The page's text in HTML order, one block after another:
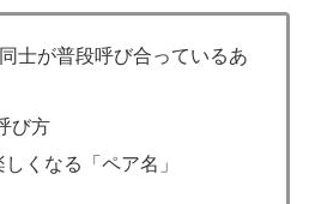
士が普段呼び合っているあ
び方
くなる「ペア名」